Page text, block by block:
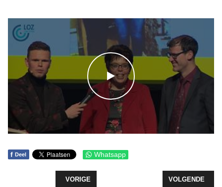
WATCH THE VIDEO
f Deel Whatsapp
VORIG ARTIKEL: HERBERT GRIFFIOEN NIEUWE
VORIGE VOLGENDE
VOLGENDE